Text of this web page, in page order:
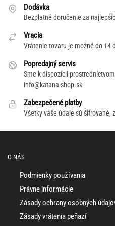
Dodávka
Bezplatné doručenie za
Vracia
Vrátenie tovaru je možné do 14
Popredajný servis
Sme k dispozícii
info@katana-shop.sk
Zabezpečené platby
Všetky vaše údaje sú šifrované,
O NÁS
Podmienky používania
Právne informácie
Zásady ochrany osobných
Zásady vrátenia peňazí